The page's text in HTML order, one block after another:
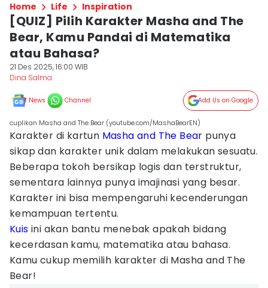
Home Life Inspiration
[QUIZ] Pilih Karakter Masha and The
Bear, Kamu Pandai di Matematika
atau Bahasa?
21 Des 2025, 16:00 WIB
Dina Salma
News Channel Add Us on Google
cuplikan Masha and The Bear (youtube.com/MashaBearEN)
Karakter di kartun Masha and The Bear punya
sikap dan karakter unik dalam melakukan sesuatu.
Beberapa tokoh bersikap logis dan terstruktur,
sementara lainnya punya imajinasi yang besar.
Karakter ini bisa mempengaruhi kecenderungan
kemampuan tertentu.
Kuis ini akan bantu menebak apakah bidang
kecerdasan kamu, matematika atau bahasa.
Kamu cukup memilih karakter di Masha and The
Bear!